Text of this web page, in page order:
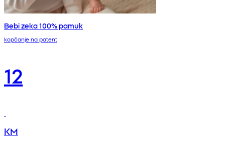
Bebi zeka 100% pamuk
kopčanje na patent
12
KM